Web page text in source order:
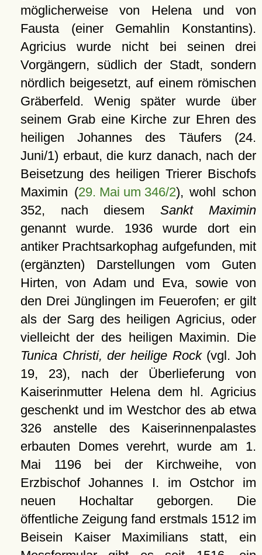
möglicherweise von Helena und von
Fausta (einer Gemahlin Konstantins).
Agricius wurde nicht bei seinen drei
Vorgängern, südlich der Stadt, sondern
nördlich beigesetzt, auf einem römischen
Gräberfeld. Wenig später wurde über
seinem Grab eine Kirche zur Ehren des
heiligen Johannes des Täufers (24.
Juni/1) erbaut, die kurz danach, nach der
Beisetzung des heiligen Trierer Bischofs
Maximin (29. Mai um 346/2), wohl schon
352, nach diesemSankt Maximin
genannt wurde. 1936 wurde dort ein
antiker Prachtsarkophag aufgefunden, mit
(ergänzten) Darstellungen vom Guten
Hirten, von Adam und Eva, sowie von
den Drei Jünglingen im Feuerofen; er gilt
als der Sarg des heiligen Agricius, oder
vielleicht der des heiligen Maximin. Die
Tunica Christi, der heilige Rock(vgl. Joh
19, 23), nach der Überlieferung von
Kaiserinmutter Helena dem hl. Agricius
geschenkt und im Westchor des ab etwa
326 anstelle des Kaiserinnenpalastes
erbauten Domes verehrt, wurde am 1.
Mai 1196 bei der Kirchweihe, von
Erzbischof Johannes I. im Ostchor im
neuen Hochaltar geborgen. Die
öffentliche Zeigung fand erstmals 1512 im
Beisein Kaiser Maximilians statt, ein